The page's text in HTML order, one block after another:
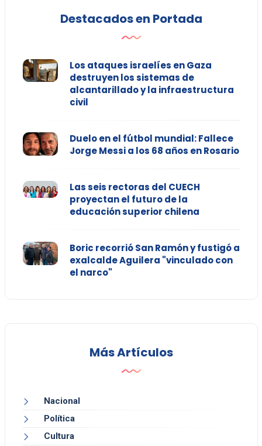
Destacados en Portada
Los ataques israelíes en Gaza
destruyen los sistemas de
alcantarillado y la infraestructura
civil
Duelo en el fútbol mundial: Fallece
Jorge Messi a los 68 años en Rosario
Las seis rectoras del CUECH
proyectan el futuro de la
educación superior chilena
Boric recorrió San Ramón y fustigó a
exalcalde Aguilera "vinculado con
el narco"
Más Artículos
Nacional
Política
Cultura